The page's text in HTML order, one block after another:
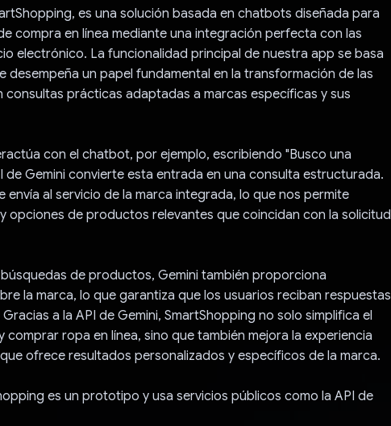
es una solución basada en chatbots diseñada para
compra en línea mediante una integración perfecta con las
electrónico. La funcionalidad principal de nuestra app se basa
desempeña un papel fundamental en la transformación de las
consultas prácticas adaptadas a marcas específicas y sus
con el chatbot, por ejemplo, escribiendo "Busco una
de Gemini convierte esta entrada en una consulta estructurada.
envía al servicio de la marca integrada, lo que nos permite
opciones de productos relevantes que coincidan con la solicitud
de productos, Gemini también proporciona
la marca, lo que garantiza que los usuarios reciban respuestas
a la API de Gemini, SmartShopping no solo simplifica el
ropa en línea, sino que también mejora la experiencia
ofrece resultados personalizados y específicos de la marca.
es un prototipo y usa servicios públicos como la API de